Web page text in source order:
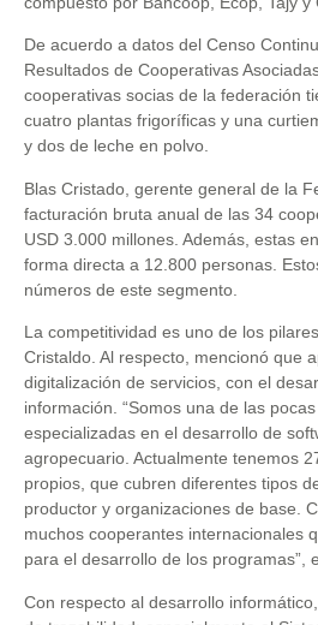
De acuerdo a datos del Censo
Resultados de Cooperativas
cooperativas socias de la federación
cuatro plantas frigoríficas y una
y dos de leche en polvo.
Blas Cristado, gerente general de la
facturación bruta anual de las 34
USD 3.000 millones. Además, estas
forma directa a 12.800 personas.
números de este segmento.
La competitividad es uno de los
Cristaldo. Al respecto, mencionó que
digitalización de servicios, con el
información. “Somos una de las
especializadas en el desarrollo de
agropecuario. Actualmente tenemos
propios, que cubren diferentes tipos
productor y organizaciones de base.
muchos cooperantes internacionales
para el desarrollo de los programas”,
Con respecto al desarrollo